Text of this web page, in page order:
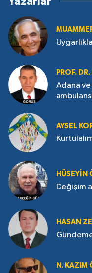
PROF.
Adana
AYSEL
HÜSEYIN
Değişim
HASAN
N. KAZIM